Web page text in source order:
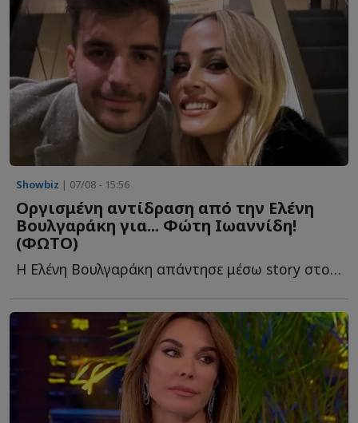
Showbiz | 07/08 - 15:56
Οργισμένη αντίδραση από την Ελένη
Βουλγαράκη για... Φώτη Ιωαννίδη!
(ΦΩΤΟ)
Η Ελένη Βουλγαράκη απάντησε μέσω story στο Instagram, για τις φ...